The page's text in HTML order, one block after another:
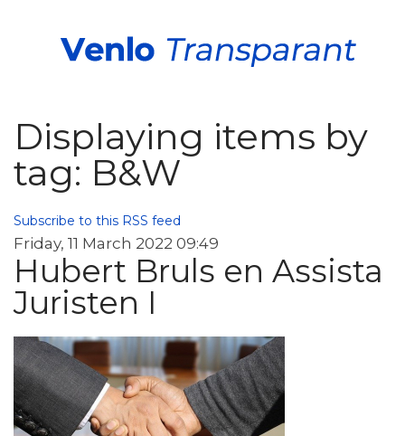
Displaying items by
tag: B&W
Subscribe to this RSS feed
Friday, 11 March 2022 09:49
Hubert Bruls en Assista
Juristen I